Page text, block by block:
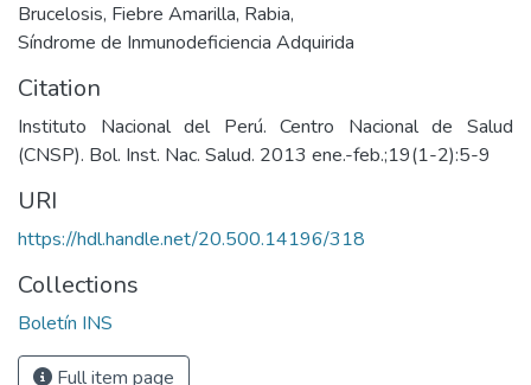
Brucelosis, Fiebre Amarilla, Rabia,
Síndrome de Inmunodeficiencia Adquirida
Citation
Instituto Nacional del Perú. Centro Nacional de Salud
(CNSP). Bol. Inst. Nac. Salud. 2013 ene.-feb.;19(1-2):5-9
URI
https://hdl.handle.net/20.500.14196/318
Collections
Boletín INS
Full item page